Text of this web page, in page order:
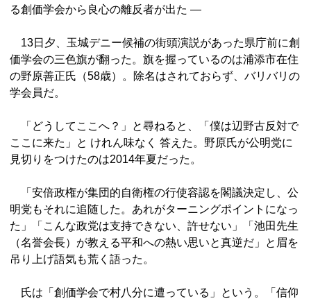
る創価学会から良心の離反者が出た ―
13日夕、玉城デニー候補の街頭演説があった県庁前に創
価学会の三色旗が翻った。旗を握っているのは浦添市在住
の野原善正氏（58歳）。除名はされておらず、バリバリの
学会員だ。
「どうしてここへ？」と尋ねると、「僕は辺野古反対で
ここに来た」と けれん味なく 答えた。野原氏が公明党に
見切りをつけたのは2014年夏だった。
「安倍政権が集団的自衛権の行使容認を閣議決定し、公
明党もそれに追随した。あれがターニングポイントになっ
た」「こんな政党は支持できない、許せない」「池田先生
（名誉会長）が教える平和への熱い思いと真逆だ」と眉を
吊り上げ語気も荒く語った。
氏は「創価学会で村八分に遭っている」という。「信仰